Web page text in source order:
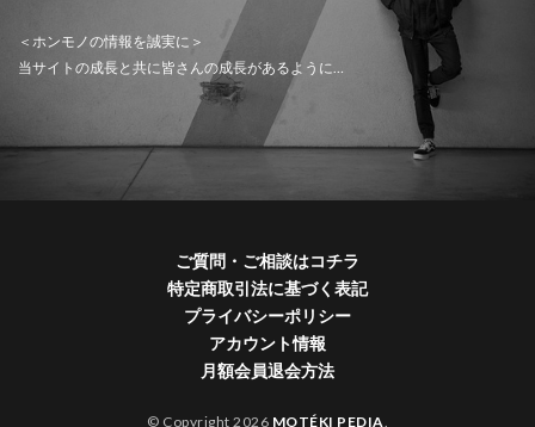
＜ホンモノの情報を誠実に＞
当サイトの成長と共に皆さんの成長があるように…
ご質問・ご相談はコチラ
特定商取引法に基づく表記
プライバシーポリシー
アカウント情報
月額会員退会方法
© Copyright 2026 MOTÉKI PEDIA